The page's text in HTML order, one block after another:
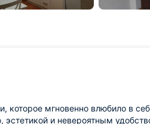
которое мгновенно влюбило в
и невероятным